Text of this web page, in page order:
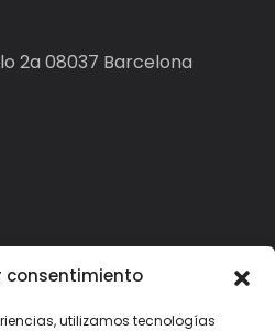
consentimiento
utilizamos tecnologías
2a 08037 Barcelona